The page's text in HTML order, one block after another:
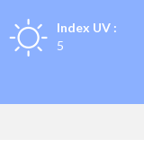
Index UV :
5